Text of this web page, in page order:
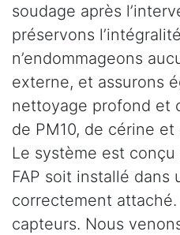
soudage après
préservons
n’endommageons
externe, et assurons
nettoyage profond et
de PM10, de cérine et
Le système est
FAP soit installé dans
correctement
capteurs. Nous